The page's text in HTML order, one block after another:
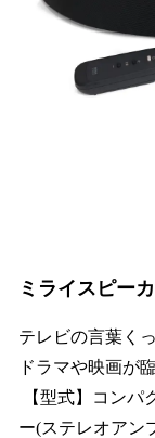
ミライスピー
テレビの言葉く
ドラマや映画が
【型式】コンパ
ー(ステレオアン